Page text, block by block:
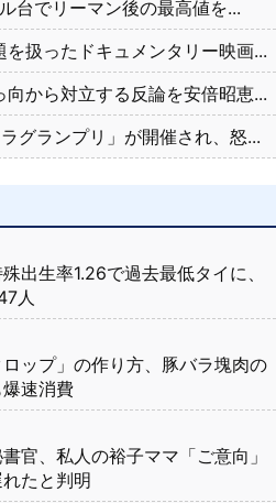
台でリーマン後の最高値を...
を扱ったドキュメンタリー映画...
から対立する反論を安倍昭恵...
グランプリ」が開催され、怒...
出生率1.26で過去最低タイに、
人
ップ」の作り方、豚バラ塊肉の
速消費
官、私人の裕子ママ「ご意向」
たと判明